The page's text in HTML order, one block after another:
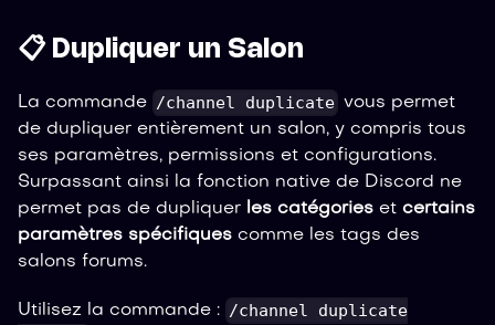
📋 Dupliquer un Salon
La commande /channel duplicate vous permet
de dupliquer entièrement un salon, y compris tous
ses paramètres, permissions et configurations.
Surpassant ainsi la fonction native de Discord ne
permet pas de dupliquer les catégories et certains
paramètres spécifiques comme les tags des
salons forums.
Utilisez la commande : /channel duplicate